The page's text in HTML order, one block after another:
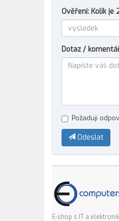
Ověření: Kolik je
Dotaz /
Požaduji
Odeslat
E-shop s IT a